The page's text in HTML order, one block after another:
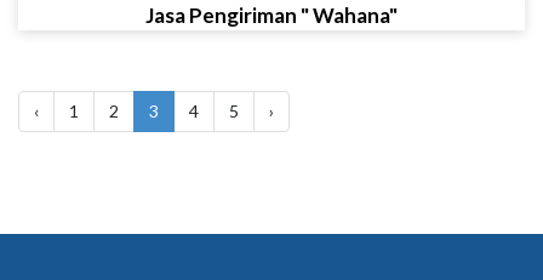
Jasa Pengiriman " Wahana"
‹ 1 2 3 4 5 ›